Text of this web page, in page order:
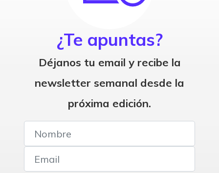
¿Te apuntas?
Déjanos tu email y recibe la
newsletter semanal desde la
próxima edición.